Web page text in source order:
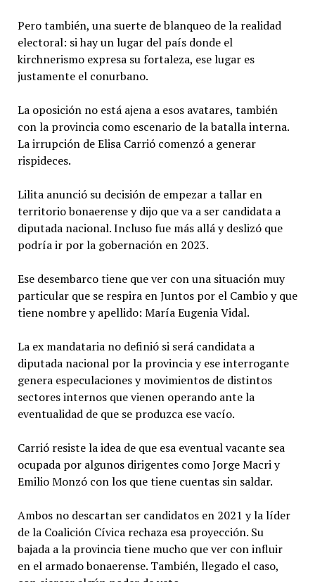
Pero también, una suerte de blanqueo de la realidad
electoral: si hay un lugar del país donde el
kirchnerismo expresa su fortaleza, ese lugar es
justamente el conurbano.
La oposición no está ajena a esos avatares, también
con la provincia como escenario de la batalla interna.
La irrupción de Elisa Carrió comenzó a generar
rispideces.
Lilita anunció su decisión de empezar a tallar en
territorio bonaerense y dijo que va a ser candidata a
diputada nacional. Incluso fue más allá y deslizó que
podría ir por la gobernación en 2023.
Ese desembarco tiene que ver con una situación muy
particular que se respira en Juntos por el Cambio y que
tiene nombre y apellido: María Eugenia Vidal.
La ex mandataria no definió si será candidata a
diputada nacional por la provincia y ese interrogante
genera especulaciones y movimientos de distintos
sectores internos que vienen operando ante la
eventualidad de que se produzca ese vacío.
Carrió resiste la idea de que esa eventual vacante sea
ocupada por algunos dirigentes como Jorge Macri y
Emilio Monzó con los que tiene cuentas sin saldar.
Ambos no descartan ser candidatos en 2021 y la líder
de la Coalición Cívica rechaza esa proyección. Su
bajada a la provincia tiene mucho que ver con influir
en el armado bonaerense. También, llegado el caso,